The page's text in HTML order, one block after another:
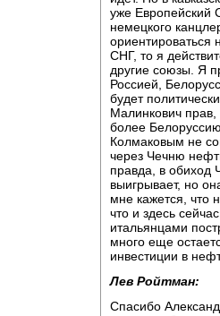
уже Европейский
немецкого
ориентироваться
СНГ, то я
другие союзы. Я
Россией,
будет
Малинкович
более
Колмаковым не
через Чечню
правда, в обиход
выигрывает, но
мне кажется, что
что и здесь
итальянцами
много еще
инвестиции в
Лев Ройтман:
Спасибо